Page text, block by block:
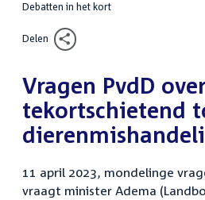
Debatten in het kort
Delen
Vragen PvdD
tekortschietend
11 april 2023, mondelinge
vraagt minister Adema